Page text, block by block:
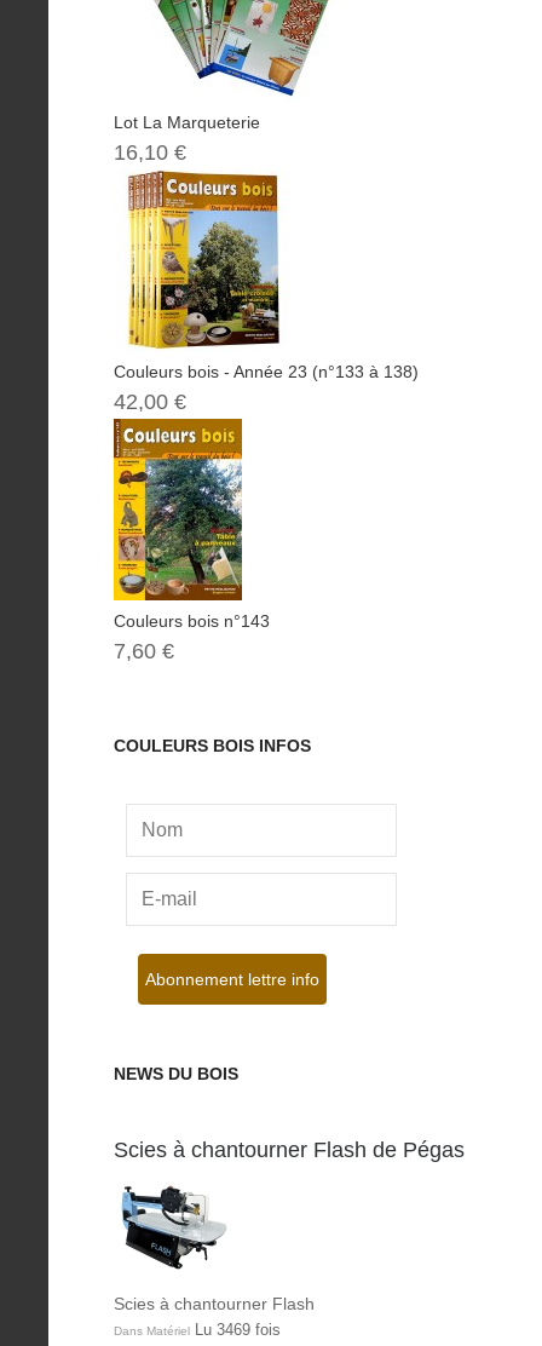
Lot La Marqueterie
16,10 €
Couleurs bois - Année 23 (n°133 à 138)
42,00 €
Couleurs bois n°143
7,60 €
COULEURS BOIS INFOS
NEWS DU BOIS
Scies à chantourner Flash de Pégas
Scies à chantourner Flash
Dans Matériel Lu 3469 fois